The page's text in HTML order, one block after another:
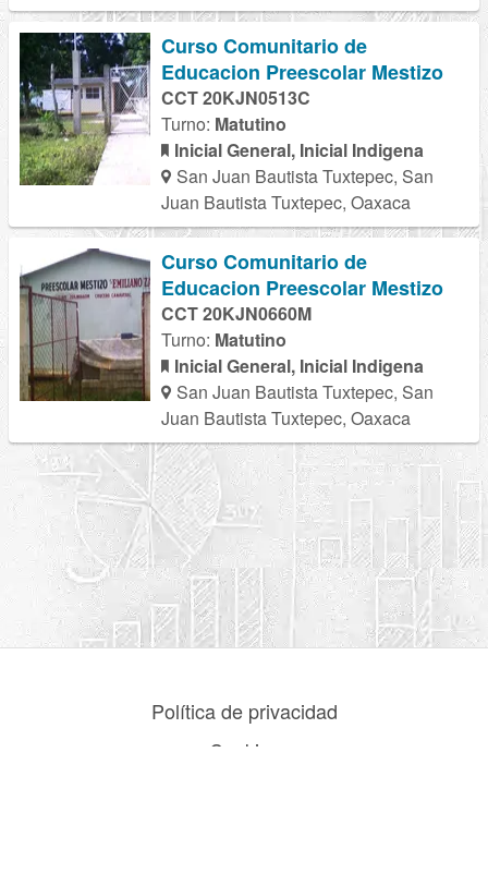
Curso Comunitario de
Educacion Preescolar Mestizo
CCT 20KJN0513C
Turno: Matutino
Inicial General, Inicial Indigena
San Juan Bautista Tuxtepec, San
Juan Bautista Tuxtepec, Oaxaca
Curso Comunitario de
Educacion Preescolar Mestizo
CCT 20KJN0660M
Turno: Matutino
Inicial General, Inicial Indigena
San Juan Bautista Tuxtepec, San
Juan Bautista Tuxtepec, Oaxaca
Política de privacidad
Cookies